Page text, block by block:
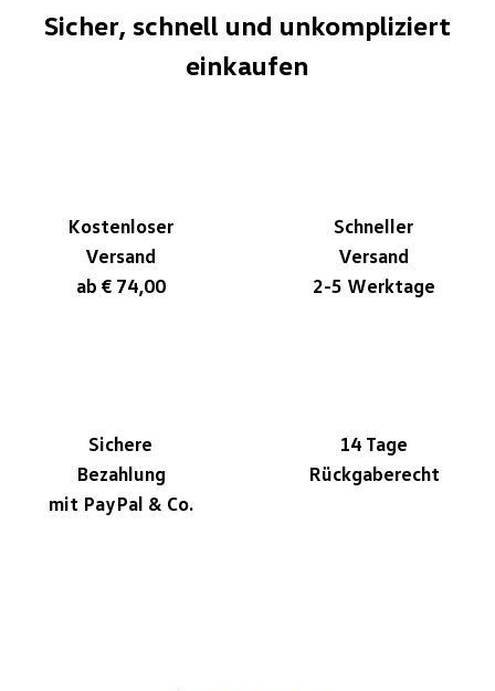
Sicher, schnell und unkompliziert
einkaufen
Kostenloser
Versand
ab € 74,00
Schneller
Versand
2-5 Werktage
Sichere
Bezahlung
mit PayPal & Co.
14 Tage
Rückgaberecht